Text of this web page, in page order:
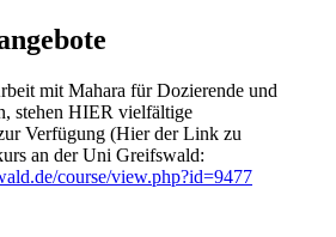
mit Mahara für Dozierende und
stehen HIER vielfältige
Verfügung (Hier der Link zu
an der Uni Greifswald:
course/view.php?id=9477